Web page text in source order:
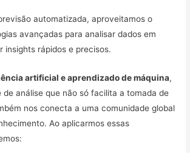
automatizada, aproveitamos o
avançadas para analisar dados em
insights rápidos e precisos.
artificial e aprendizado de máquina,
de análise que não só facilita a tomada de
nos conecta a uma comunidade global
Ao aplicarmos essas